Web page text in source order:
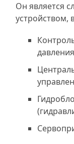
Он является
устройством,